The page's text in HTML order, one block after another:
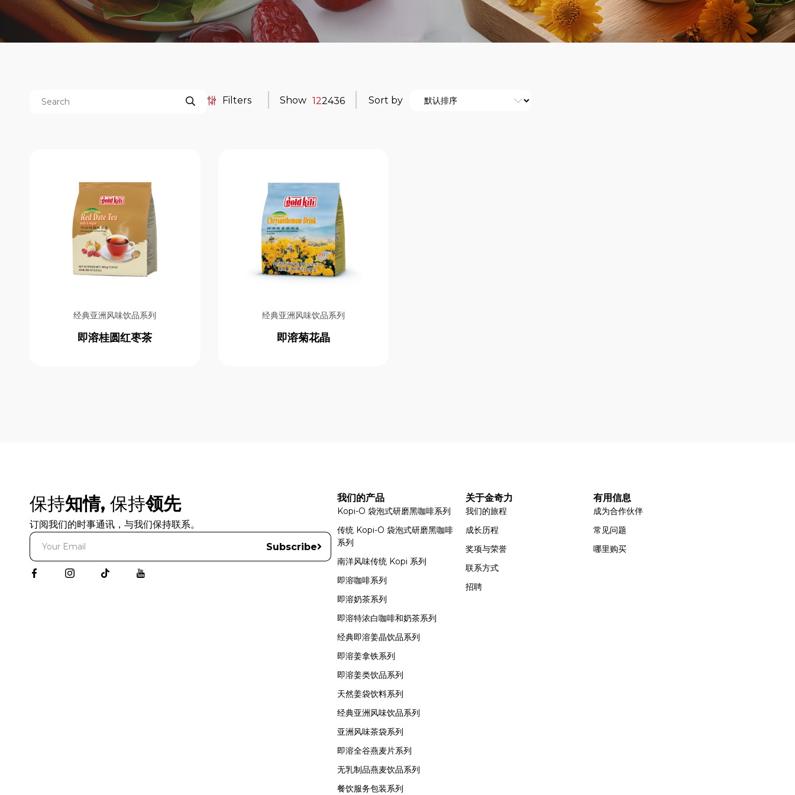
Filters
Boat Noodle
Duo-Brew Coffee Series
Kopi-O 袋泡式研磨黑咖啡系列
亚洲风味茶袋系列
传统 Kopi-O 袋泡式研磨黑咖啡
系列
南洋风味传统 Kopi 系列
即溶全谷燕麦片系列
即溶姜拿铁系列
即溶姜类饮品系列
即溶特浓白咖啡和奶茶系列
天然姜袋饮料系列
Show 122436 Sort by
经典亚洲风味饮品系列
即溶桂圆红枣茶
经典亚洲风味饮品系列
即溶菊花晶
保持知情, 保持领先
订阅我们的时事通讯，与我们保持联系。
Subscribe
我们的产品
Kopi-O 袋泡式研磨黑咖啡系列
传统 Kopi-O 袋泡式研磨黑咖啡
系列
南洋风味传统 Kopi 系列
即溶咖啡系列
即溶奶茶系列
即溶特浓白咖啡和奶茶系列
经典即溶姜晶饮品系列
即溶姜拿铁系列
即溶姜类饮品系列
天然姜袋饮料系列
经典亚洲风味饮品系列
亚洲风味茶袋系列
即溶全谷燕麦片系列
无乳制品燕麦饮品系列
餐饮服务包装系列
关于金奇力
我们的旅程
成长历程
奖项与荣誉
联系方式
招聘
有用信息
成为合作伙伴
常见问题
哪里购买